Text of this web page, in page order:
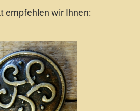
empfehlen wir Ihnen: